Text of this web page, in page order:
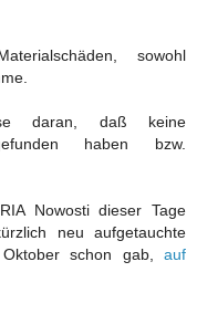
sowohl
daran, daß keine
haben bzw.
Nowosti dieser Tage
neu aufgetauchte
schon gab, auf